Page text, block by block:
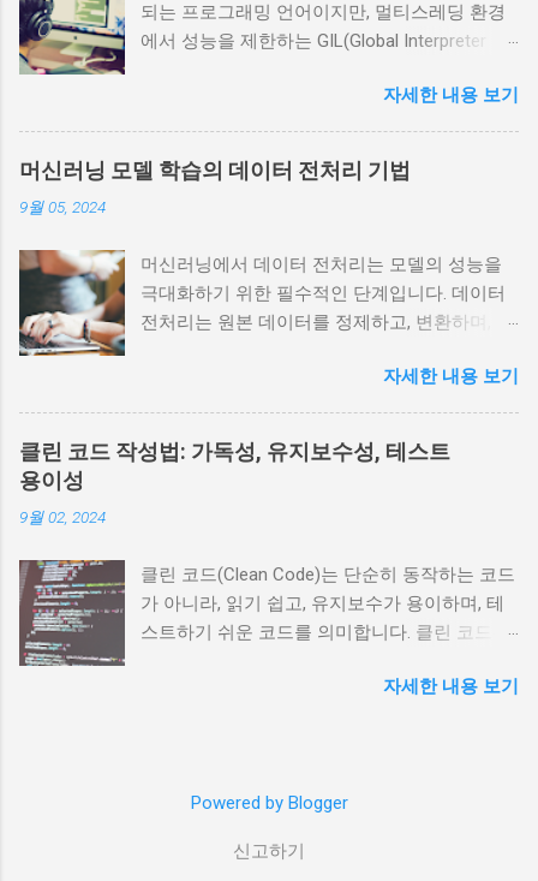
되는 프로그래밍 언어이지만, 멀티스레딩 환경
에서 성능을 제한하는 GIL(Global Interpreter
이 글에서는 GIL이 무엇인지, Python에서 멀티
스레딩이 어떻게 동작하는지, 그리고 GIL이 멀
티스레딩의 성능에 어떤 한계를 가져오는지에
대해 알아보겠습니다. GIL(Global Interpreter
수 있도록 보장하는 메커니즘입니다. GIL은
Python의 메모리 관리와 관련된 내부 구조의 일
관성을 유지하기 위해 도입되었습니다. 특히,
GIL은 필수적인 요소입니다. GIL의 주요 특징: 단
일 스레드 실행 보장 : GIL은 한 번에 하나의 스
레드만 Python 인터프리터에서 실행되도록 보
지 못합니다. 다중 스레드가 존재하더라도 실제
로는 하나의 코어에서 순차적으로 실행되기 때
문입니다. IO 바운드 작업 최적화 : GIL은 CPU 바
운드 작업에서는 성능에 영향을 미치지만, IO 바
티스레딩 멀티스레딩은 프로그램이 여러 스레
드를 통해 병렬로 작업을 수행하는 방식입니다.
Python의 threading 모듈은 멀티스레딩을 지원
자세한 내용 보기
머신러닝 모델 학습의 데이터 전처리 기법
9월 05, 2024
머신러닝에서 데이터 전처리는 모델의 성능을
극대화하기 위한 필수적인 단계입니다. 데이터
전처리는 원본 데이터를 정제하고, 변환하며, 학
에서는 머신러닝 모델 학습에서 자주 사용되는
주요 데이터 전처리 기법을 살펴보고, 각 기법이
모델의 성능에 어떻게 영향을 미치는지 설명하
겠습니다. 1. 결측값 처리(Missing Value
며, 심각한 경우 모델이 제대로 동작하지 않을
수 있습니다. 주요 처리 방법: 삭제(Deletion) : 결
측값이 포함된 행 또는 열을 삭제하는 방법입니
만, 데이터 손실이 발생할 수 있습니다.
으로 대체하거나, K-최근접 이웃(K-NN)이나 회
귀 모델을 사용하여 예측할 수 있습니다.
자세한 내용 보기
클린 코드 작성법: 가독성, 유지보수성, 테스트
용이성
9월 02, 2024
클린 코드(Clean Code)는 단순히 동작하는 코드
가 아니라, 읽기 쉽고, 유지보수가 용이하며, 테
스트하기 쉬운 코드를 의미합니다. 클린 코드는
을 원활하게 하며, 장기적인 프로젝트에서 특히
니다. 가독성 (Readability) 가독성은 코드가 쉽게
좋은 코드는 다른 개발자들이 코드를 이해하고
자세한 내용 보기
Powered by Blogger
신고하기